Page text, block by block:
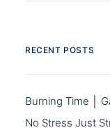
RECENT POSTS
Burning Time │
No Stress Just